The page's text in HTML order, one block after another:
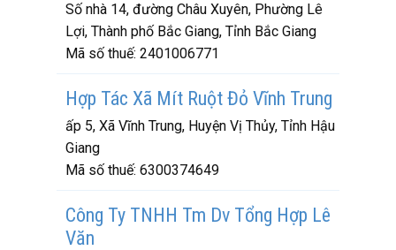
Số nhà 14, đường Châu Xuyên, Phường Lê
Lợi, Thành phố Bắc Giang, Tỉnh Bắc Giang
Mã số thuế: 2401006771
Hợp Tác Xã Mít Ruột Đỏ Vĩnh Trung
ấp 5, Xã Vĩnh Trung, Huyện Vị Thủy, Tỉnh Hậu
Giang
Mã số thuế: 6300374649
Công Ty TNHH Tm Dv Tổng Hợp Lê
Văn